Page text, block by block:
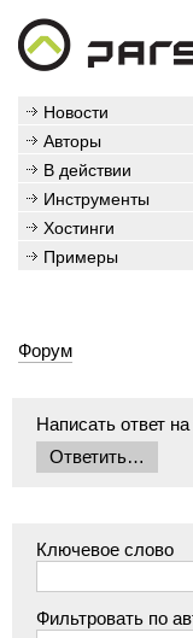
Новости
Авторы
В действии
Инструменты
Хостинги
Примеры
Форум
Написать ответ
Ключевое слово
Фильтровать по